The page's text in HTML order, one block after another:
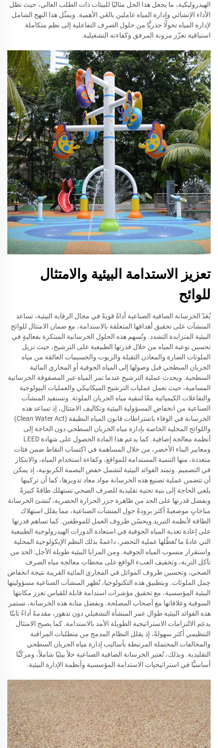
الهيدروليكية، ما يجعل هذا الحل مثاليًا للبيئات ذات الطلب العالي، حيث تظل
الأداء الإنشائي وإدارة المياه عاملين بالغَي الأهمية. ويمثّل هذا النهج الشامل
لإدارة المياه تحولًا جذريًّا من حلول الصرف التفاعلية إلى نظم متكاملة
استباقية تعزّز مرونة المرفق وكفاءته التشغيلية.
تعزيز الاستدامة البيئية والامتثال
للوائح
يُعَدّ الخرسانة الصافية الصناعية أداةً قويةً في مجال الرقابة البيئية، تساعد
المنشآت على تحقيق أهدافها المتعلقة بالاستدامة، مع ضمان الامتثال للوائح
البيئية المتزايدة التشدد. وتُسهم هذه الحلول الخرسانية المبتكرة بفعاليةٍ في
تحسين نوعية المياه من خلال قدرتها الطبيعية على الترشيح، حيث تزيل
الملوثات الضارة والمعادن الثقيلة والزيوت والجسيمات العالقة من مياه
الجريان السطحي قبل وصولها إلى المياه الجوفية أو المجاري المائية
السطحية. ويحدث عملية الترشيح عندما تمر المياه عبر المصفوفة الخرسانية
المسامية، حيث تعمل عمليات الترشيح الميكانيكي والعمليات البيولوجية
والتفاعلات الكيميائية معًا لتنقية مياه الجريان الملوثة. وتستفيد المنشآت
الصناعية من انخفاض المسؤولية البيئية وتكاليف الامتثال، إذ تساعد هذه
الخرسانة في الوفاء باشتراطات قانون المياه النظيفة (Clean Water Act)
واللوائح المحلية الخاصة بإدارة مياه الجريان السطحي دون الحاجة إلى
أنظمة معالجة إضافية. كما يدعم هذا المادة الحصول على شهادة LEED
ومعايير البناء الأخضر، من خلال المساهمة في اكتساب النقاط ضمن فئات
متعددة، منها التنمية المستدامة للمواقع، وكفاءة استخدام المياه، والابتكار
في التصميم. وتمتد الفوائد البيئية لتشمل خفض البصمة الكربونية، إذ يمكن
أن تتضمن عملية تصنيع هذه الخرسانة مواد معاد تدويرها، كما أن تركيبها
يلغي الحاجة إلى بنية تحتية تقليدية للصرف الصحي تستهلك طاقةً كبيرةً.
وبفضل قدرتها على الحد من ظاهرة جزر الحرارة الحضرية، تُنشئ الخرسانة
مناخاتٍ موضعيةً أكثر برودةً حول المنشآت الصناعية، مما يقلل استهلاك
الطاقة لأنظمة التبريد ويحسّن ظروف العمل للموظفين. كما تساهم قدرتها
على إعادة تغذية المياه الجوفية في استعادة الدورات الهيدرولوجية الطبيعية
التي عادةً ما تُعطّلها عملية التحضر، داعمةً بذلك النظم الإيكولوجية المحلية
واستقرار منسوب المياه الجوفية. ومن المزايا البيئية طويلة الأجل: الحد من
تآكل التربة، وتخفيف العبء الواقع على محطات معالجة مياه الصرف
الصحي، وتحسين ظروف الموائل في المجاري المائية القريبة نتيجة انخفاض
حِمل الملوثات. وبتطبيق هذه التكنولوجيا، تُظهر المنشآت الصناعية مسؤوليتها
البيئية المؤسسية، مع تحقيق مؤشرات استدامة قابلة للقياس تعزز مكانتها
السوقية وعلاقاتها مع أصحاب المصلحة. وبفضل متانة هذه الخرسانة، تستمر
هذه الفوائد البيئية طوال عمر المنشأة التشغيلي دون تدهور، مقدمةً أداءً ثابتًا
يدعم الالتزامات الاستراتيجية الطويلة الأمد بالاستدامة. كما يصبح الامتثال
التنظيمي أكثر سهولةً، إذ يقلل النظام المدمج من متطلبات المراقبة
والمخالفات المحتملة المرتبطة بأساليب إدارة مياه الجريان السطحي
التقليدية. وبذلك، تُعتبر الخرسانة الصافية الصناعية حلاً بيئيًا شاملاً، ومركّبًا
أساسيًّا في استراتيجيات الاستدامة المؤسسية وأنظمة الإدارة البيئية.